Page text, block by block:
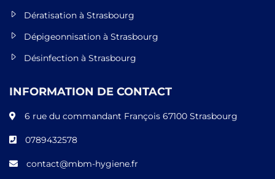
Dératisation à Strasbourg
Dépigeonnisation à Strasbourg
Désinfection à Strasbourg
INFORMATION DE CONTACT
6 rue du commandant François 67100 Strasbourg
0789432578
contact@mbm-hygiene.fr